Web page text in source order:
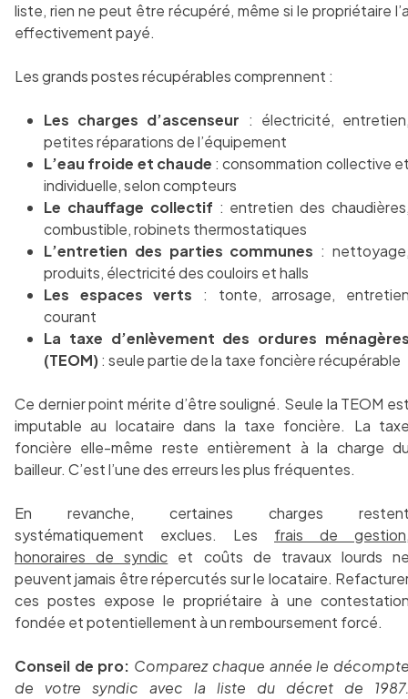
liste, rien ne peut être récupéré, même si le propriétaire
effectivement payé.
Les grands postes récupérables comprennent :
Les charges d’ascenseur : électricité,
petites réparations de l’équipement
L’eau froide et chaude : consommation collective
individuelle, selon compteurs
Le chauffage collectif : entretien des
combustible, robinets thermostatiques
L’entretien des parties communes :
produits, électricité des couloirs et halls
Les espaces verts : tonte, arrosage,
courant
La taxe d’enlèvement des ordures
(TEOM): seule partie de la taxe foncière récupérable
Ce dernier point mérite d’être souligné. Seule la TEOM
imputable au locataire dans la taxe foncière. La
foncière elle-même reste entièrement à la charge
bailleur. C’est l’une des erreurs les plus fréquentes.
En revanche, certaines charges
systématiquement exclues. Les frais de
honoraires de syndic et coûts de travaux lourds
peuvent jamais être répercutés sur le locataire.
ces postes expose le propriétaire à une
fondée et potentiellement à un remboursement forcé.
Conseil de pro: Comparez chaque année le
de votre syndic avec la liste du décret de